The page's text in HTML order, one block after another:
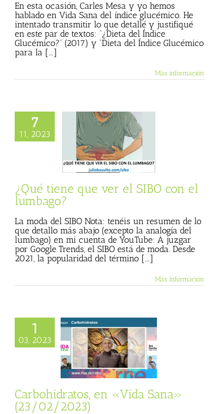
En esta ocasión, Carles Mesa y yo hemos
hablado en Vida Sana del índice glucémico. He
intentado transmitir lo que detallé y justifiqué
en este par de textos: “¿Dieta del Índice
Glucémico?” (2017) y “Dieta del Índice Glucémico
para la [...]
Más información
7
11, 2023
que ver el
el lumbago?
¿Qué tiene que ver el SIBO con el
lumbago?
La moda del SIBO Nota: tenéis un resumen de lo
que detallo más abajo (excepto la analogía del
lumbago) en mi cuenta de YouTube: A juzgar
por Google Trends, el SIBO está de moda. Desde
2021, la popularidad del término [...]
Más información
1
03, 2023
en «Vida
(23/02/2023)
Carbohidratos, en «Vida Sana»
(23/02/2023)